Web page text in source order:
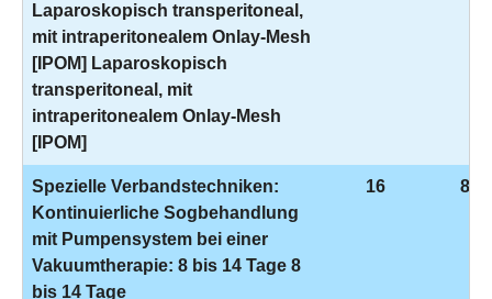
Laparoskopisch transperitoneal,
mit intraperitonealem Onlay-Mesh
[IPOM] Laparoskopisch
transperitoneal, mit
intraperitonealem Onlay-Mesh
[IPOM]
Spezielle Verbandstechniken:
Kontinuierliche Sogbehandlung
mit Pumpensystem bei einer
Vakuumtherapie: 8 bis 14 Tage 8
bis 14 Tage
16 8-